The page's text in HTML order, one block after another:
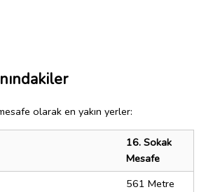
olarak en yakın yerler:
16. Sokak
Mesafe
561 Metre